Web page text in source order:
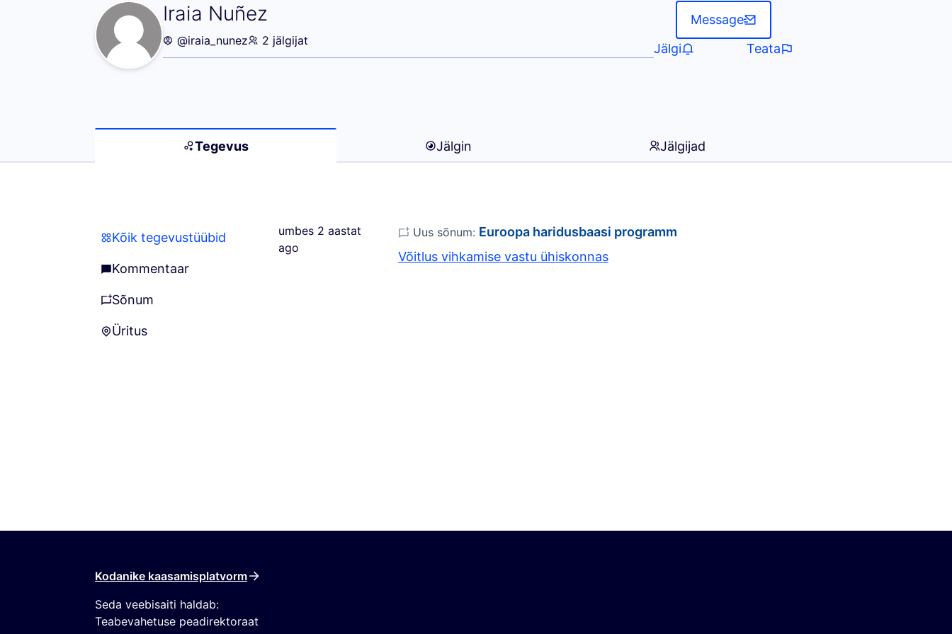
Iraia Nuñez
Tegevus (Iraia Nuñez)
@iraia_nunez 2 jälgijat
Message
Jälgi
Teata
Tegevus Jälgin Jälgijad
Kõik tegevustüübid
Kõik tegevustüübid
Kommentaar
Kommentaar
sõnum
sõnum
Üritus
Üritus
umbes 2 aastat
ago
Uus sõnum: Euroopa haridusbaasi programm
Võitlus vihkamise vastu ühiskonnas
Kodanike kaasamisplatvorm
Seda veebisaiti haldab:
Teabevahetuse peadirektoraat